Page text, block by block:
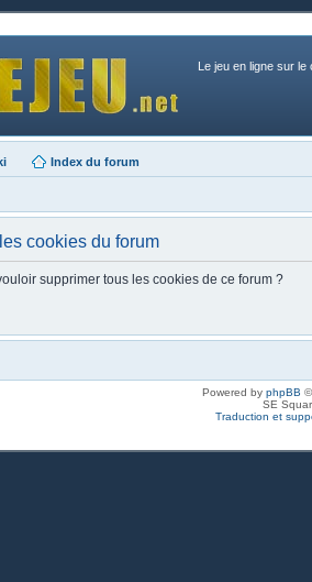
Le jeu en ligne sur le
Index du forum
cookies du forum
supprimer tous les cookies de ce forum ?
Powered by phpBB
SE
Traduction et